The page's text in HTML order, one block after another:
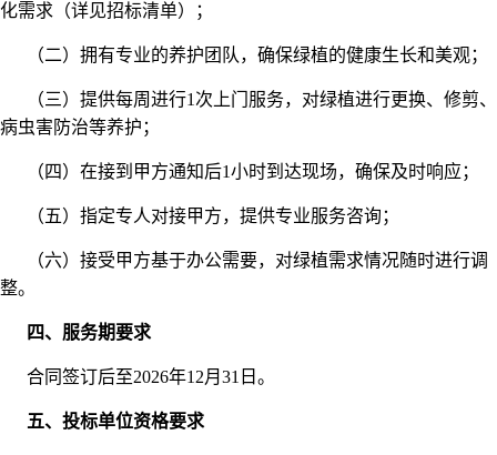
化需求（详见招标清单）；
（二）拥有专业的养护团队，确保绿植的健康生长和美观；
（三）提供每周进行1次上门服务，对绿植进行更换、修剪、
病虫害防治等养护；
（四）在接到甲方通知后1小时到达现场，确保及时响应；
（五）指定专人对接甲方，提供专业服务咨询；
（六）接受甲方基于办公需要，对绿植需求情况随时进行调
整。
四、服务期要求
合同签订后至2026年12月31日。
五、投标单位资格要求